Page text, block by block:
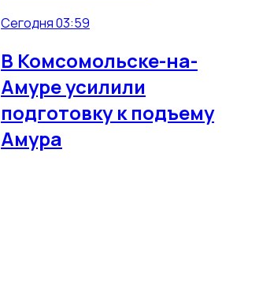
Сегодня 03:59
В Комсомольске-на-
Амуре усилили
подготовку к подъему
Амура